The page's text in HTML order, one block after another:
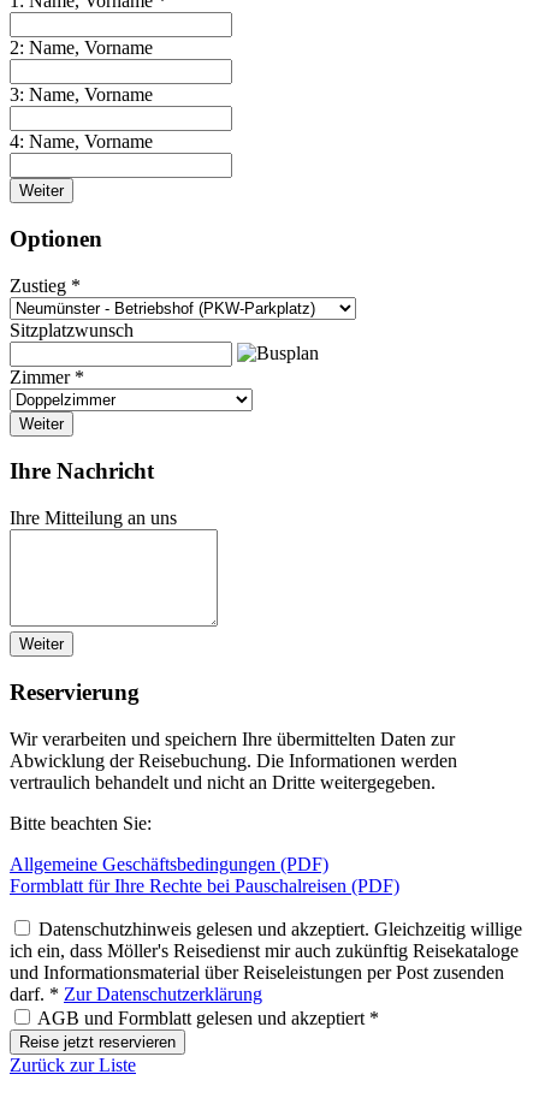
2: Name, Vorname
3: Name, Vorname
4: Name, Vorname
Weiter
Optionen
Zustieg *
Sitzplatzwunsch
Zimmer *
Weiter
Ihre Nachricht
Ihre Mitteilung an uns
Weiter
Reservierung
Wir verarbeiten und speichern Ihre übermittelten Daten zur
Abwicklung der Reisebuchung. Die Informationen werden
vertraulich behandelt und nicht an Dritte weitergegeben.
Bitte beachten Sie:
Allgemeine Geschäftsbedingungen (PDF)
Formblatt für Ihre Rechte bei Pauschalreisen (PDF)
Datenschutzhinweis gelesen und akzeptiert. Gleichzeitig willige
ich ein, dass Möller's Reisedienst mir auch zukünftig Reisekataloge
und Informationsmaterial über Reiseleistungen per Post zusenden
darf. * Zur Datenschutzerklärung
AGB und Formblatt gelesen und akzeptiert *
Reise jetzt reservieren
Zurück zur Liste